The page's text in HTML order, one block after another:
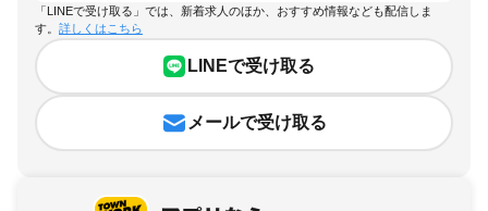
「LINEで受け取る」では、新着求人のほか、おすすめ情報なども配信しま
す。 詳しくはこちら
LINEで受け取る
メールで受け取る